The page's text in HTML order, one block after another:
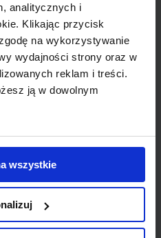
analitycznych i
Klikając przycisk
na wykorzystywanie
wydajności strony oraz w
reklam i treści.
ją w dowolnym
wszystkie
pomników oraz
kraju należy
Jana z XVII wieku,
Bizantyjskie oraz
Bardzo populrną
Grobowce
które w roku 1980